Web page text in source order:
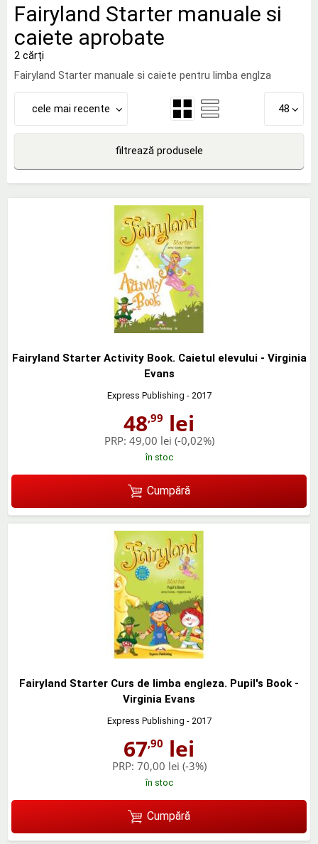
Fairyland Starter manuale si
caiete aprobate
2 cărți
Fairyland Starter manuale si caiete pentru limba englza
cele mai recente 48
filtrează produsele
Fairyland Starter Activity Book. Caietul elevului - Virginia
Evans
Express Publishing - 2017
48,99 lei
PRP: 49,00 lei (-0,02%)
în stoc
Cumpără
Fairyland Starter Curs de limba engleza. Pupil's Book -
Virginia Evans
Express Publishing - 2017
67,90 lei
PRP: 70,00 lei (-3%)
în stoc
Cumpără